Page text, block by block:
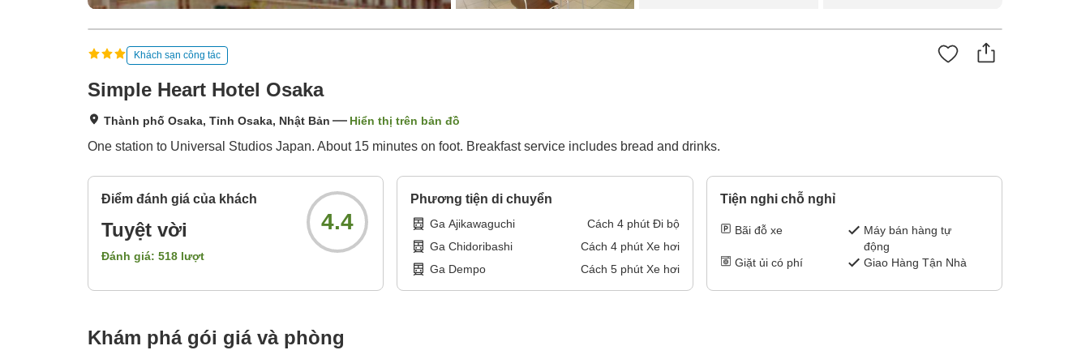
Khách sạn công tác
Simple Heart Hotel Osaka
Thành phố Osaka, Tỉnh Osaka, Nhật Bản Hiển thị trên bản đồ
One station to Universal Studios Japan. About 15 minutes on foot. Breakfast service includes bread and drinks.
Điểm đánh giá của khách
Tuyệt vời
Đánh giá: 518 lượt
4.4
Phương tiện di chuyển
Ga Ajikawaguchi Cách 4phút Đi bộ
Ga Chidoribashi
Cách 4phút Xe hơi
Ga Dempo
Cách 5phút Xe hơi
Tiện nghi chỗ nghỉ
Bãi đỗ xe
Máy bán hàng tự
động
Giặt ủi có phí
Giao Hàng Tận Nhà
Khám phá gói giá và phòng